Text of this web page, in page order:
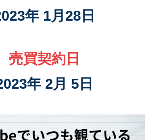
年 1月28日
売買契約日
年 2月 5日